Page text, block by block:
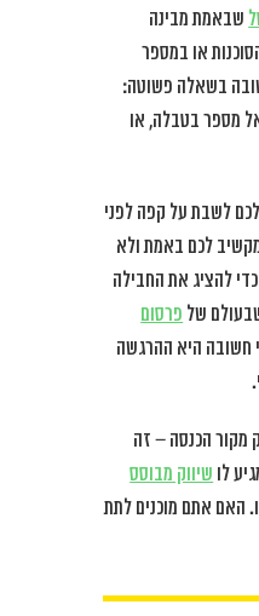
שבאמת מבינה
או במספר
בשאלה פשוטה:
מספר בטבלה, או
לשבת על קפה לפני
לכם באמת ולא
להציג את החבילה
של פרסום
חשובה היא ההרגשה
מקור הכנסה – זה
לו שיווק מבוסס
האם אתם מוכנים לתת